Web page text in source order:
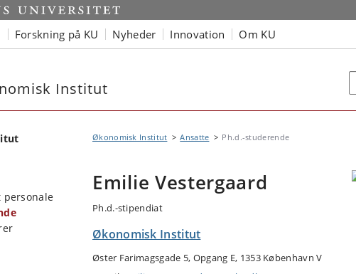
Forskning på KU Nyheder Innovation Om KU
Institut
personale
Økonomisk Institut Ansatte Ph.d.-studerende
Emilie Vestergaard
Ph.d.-stipendiat
Økonomisk Institut
Øster Farimagsgade 5, Opgang E, 1353 København V